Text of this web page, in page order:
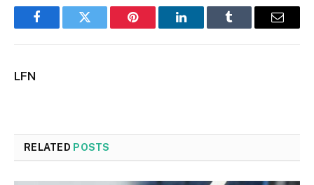
FacebookTwitter Pinterest LinkedInTumblr Email
LFN
RELATED POSTS